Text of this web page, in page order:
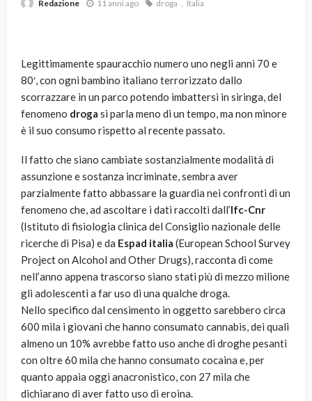
Redazione 11 anni ago droga Italia
Legittimamente spauracchio numero uno negli anni 70 e
80′, con ogni bambino italiano terrorizzato dallo
scorrazzare in un parco potendo imbattersi in siringa, del
fenomeno droga si parla meno di un tempo, ma non minore
è il suo consumo rispetto al recente passato.
Il fatto che siano cambiate sostanzialmente modalità di
assunzione e sostanza incriminate, sembra aver
parzialmente fatto abbassare la guardia nei confronti di un
fenomeno che, ad ascoltare i dati raccolti dall’Ifc-Cnr
(Istituto di fisiologia clinica del Consiglio nazionale delle
ricerche di Pisa) e da Espad italia (European School Survey
Project on Alcohol and Other Drugs), racconta di come
nell’anno appena trascorso siano stati più di mezzo milione
gli adolescenti a far uso di una qualche droga.
Nello specifico dal censimento in oggetto sarebbero circa
600 mila i giovani che hanno consumato cannabis, dei quali
almeno un 10% avrebbe fatto uso anche di droghe pesanti
con oltre 60 mila che hanno consumato cocaina e, per
quanto appaia oggi anacronistico, con 27 mila che
dichiarano di aver fatto uso di eroina.